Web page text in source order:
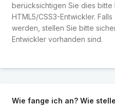
berücksichtigen Sie dies bitte
HTML5/CSS3-Entwickler.
werden, stellen Sie bitte
Entwickler vorhanden sind.
Wie fange ich an? Wie